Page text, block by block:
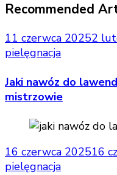
Recommended
11 czerwca 20252
pielęgnacja
Jaki nawóz do
mistrzowie
16 czerwca 202516
pielęgnacja